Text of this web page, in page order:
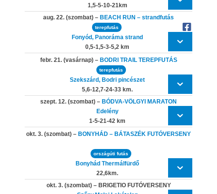
1,5-5-10-21km
aug. 22. (szombat) – BEACH RUN – strandfutás
terepfutás
Fonyód, Panoráma strand
0,5-1,5-3-5,2 km
febr. 21. (vasárnap) – BODRI TRAIL TEREPFUTÁS
terepfutás
Szekszárd, Bodri pincészet
5,6-12,7-24-33 km.
szept. 12. (szombat) – BÓDVA-VÖLGYI MARATON
Edelény
1-5-21-42 km
okt. 3. (szombat) – BONYHÁD – BÁTASZÉK FUTÓVERSENY
országúti futás
Bonyhád Thermálfürdő
22,6km.
okt. 3. (szombat) – BRIGETIO FUTÓVERSENY